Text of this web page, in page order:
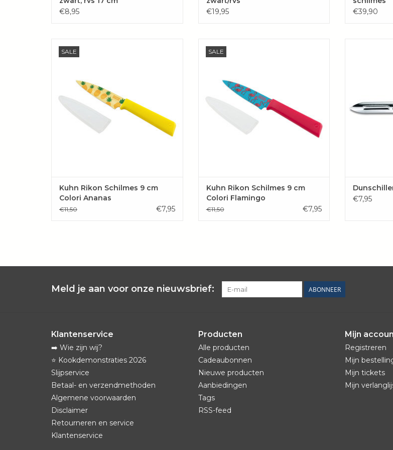
€8,95
€19,95
€39,90
SALEonderweg naar werk en op reis!
Kuhn Rikon Schilmes 9 cm
Colori Ananas
€11,50 €7,95
SALEonderweg naar werk en op reis!
Kuhn Rikon Schilmes 9 cm
Colori Flamingo
€11,50 €7,95
€7,95
Meld je aan voor onze nieuwsbrief: ABONNEER
Klantenservice
➡️ Wie zijn wij?
⭐️ Kookdemonstraties 2026
Slijpservice
Betaal- en verzendmethoden
Algemene voorwaarden
Disclaimer
Retourneren en service
Klantenservice
Producten
Alle producten
Cadeaubonnen
Nieuwe producten
Aanbiedingen
Tags
RSS-feed
Mijn
Registreren
Mijn
Mijn tickets
Mijn